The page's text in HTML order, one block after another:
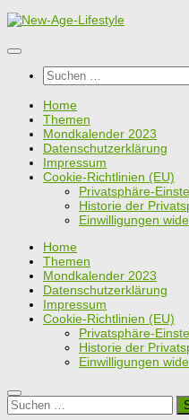
Zum
springen
Suchen
nach:
Home
Themen
Mondkalender 2023
Datenschutzerklärung
Impressum
Cookie-Richtlinien (EU)
Privatsphäre-
Historie der
Einwilligungen
Home
Themen
Mondkalender 2023
Datenschutzerklärung
Impressum
Cookie-Richtlinien (EU)
Privatsphäre-
Historie der
Einwilligungen
Suchen
nach: